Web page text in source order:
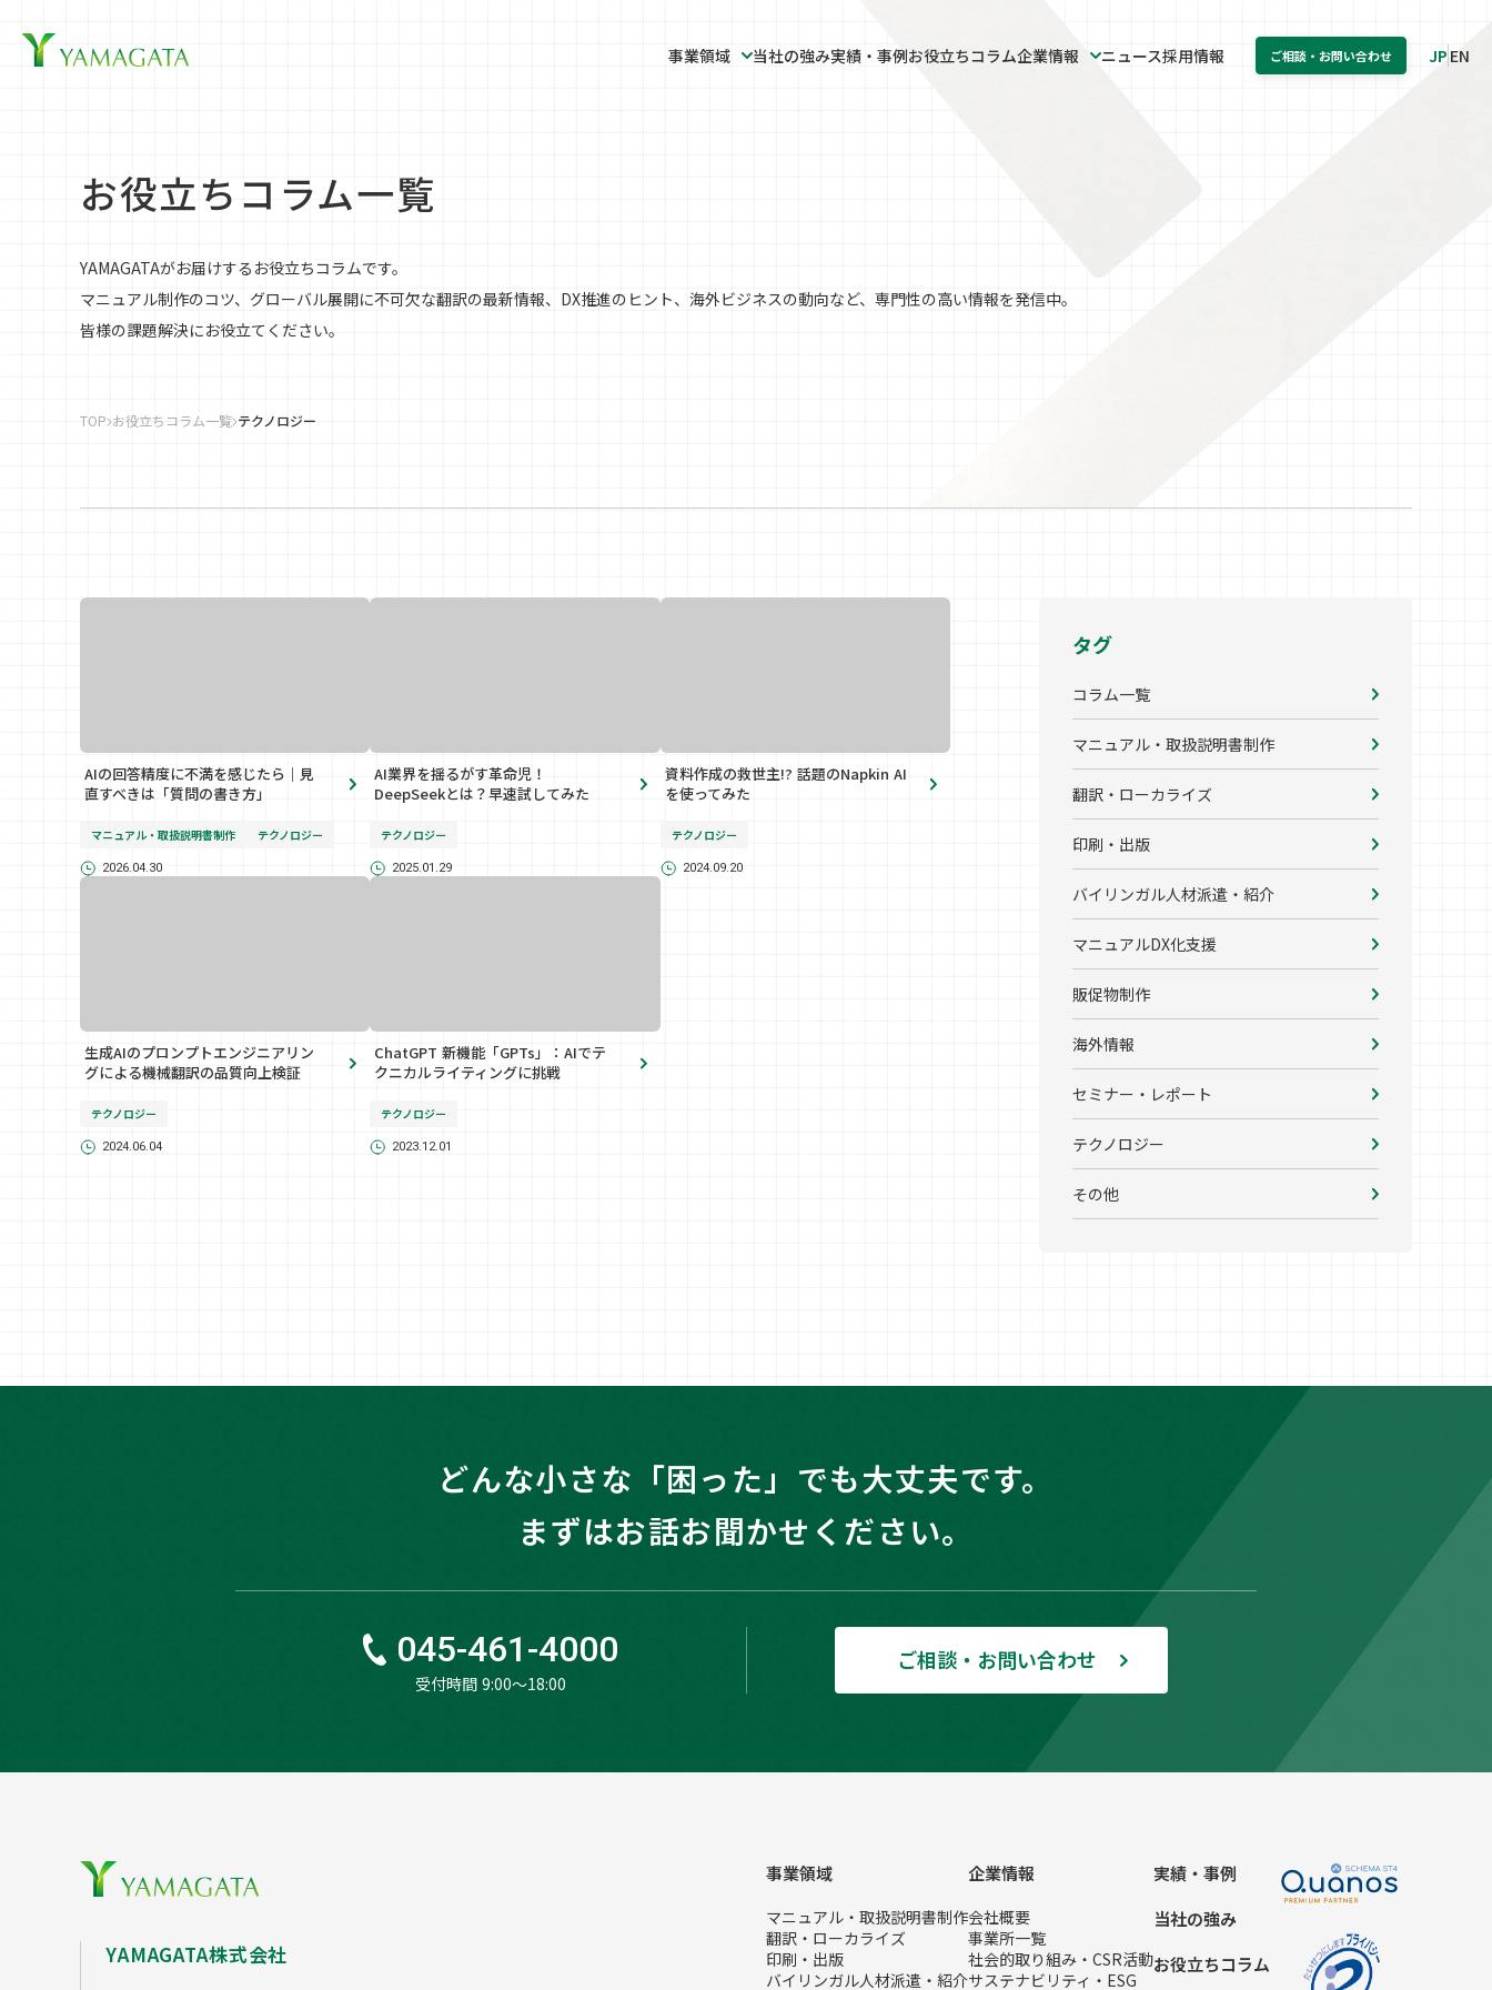
事業領域 当社の強み実績・事例お役立ちコラム企業情報 ニュース採用情報 ご相談・お問い合わせ JP EN
お役立ちコラム一覧
YAMAGATAがお届けするお役立ちコラムです。
マニュアル制作のコツ、グローバル展開に不可欠な翻訳の最新情報、DX推進のヒント、海外ビジネスの動向など、専門性の高い情報を発信中。
皆様の課題解決にお役立てください。
TOP お役立ちコラム一覧 テクノロジー
AIの回答精度に不満を感じたら｜見
直すべきは「質問の書き方」
マニュアル・取扱説明書制作 テクノロジー
2026.04.30
AI業界を揺るがす革命児！
DeepSeekとは？早速試してみた
テクノロジー
2025.01.29
資料作成の救世主!? 話題のNapkin AI
を使ってみた
テクノロジー
2024.09.20
生成AIのプロンプトエンジニアリン
グによる機械翻訳の品質向上検証
テクノロジー
2024.06.04
ChatGPT 新機能「GPTs」：AIでテ
クニカルライティングに挑戦
テクノロジー
2023.12.01
タグ
コラム一覧
マニュアル・取扱説明書制作
翻訳・ローカライズ
印刷・出版
バイリンガル人材派遣・紹介
マニュアルDX化支援
販促物制作
海外情報
セミナー・レポート
テクノロジー
その他
どんな小さな「困った」でも大丈夫です。
まずはお話お聞かせください。
045-461-4000
受付時間 9:00〜18:00
ご相談・お問い合わせ
YAMAGATA株式会社
事業領域
マニュアル・取扱説明書制作
翻訳・ローカライズ
印刷・出版
バイリンガル人材派遣・紹介
企業情報
会社概要
事業所一覧
社会的取り組み・CSR活動
サステナビリティ・ESG
実績・事例
当社の強み
お役立ちコラム